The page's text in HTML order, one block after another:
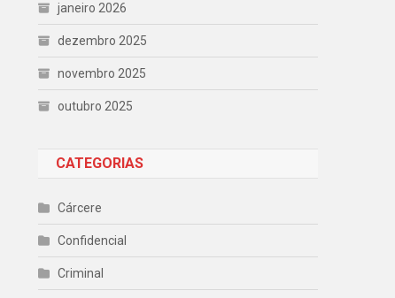
janeiro 2026
dezembro 2025
novembro 2025
outubro 2025
CATEGORIAS
Cárcere
Confidencial
Criminal